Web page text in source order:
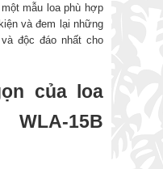
mẫu loa phù hợp
và đem lại những
độc đáo nhất cho
của loa
15B